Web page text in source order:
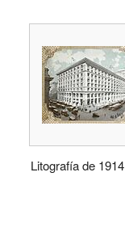
Litografía de 1914